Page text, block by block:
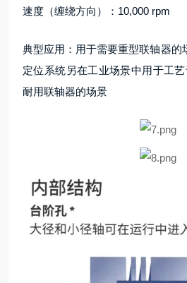
速度（缠绕方向）：10,000 rpm
典型应用：用于需要重型联轴器的
定位系统另在工业场景中用于工艺
耐用联轴器的场景